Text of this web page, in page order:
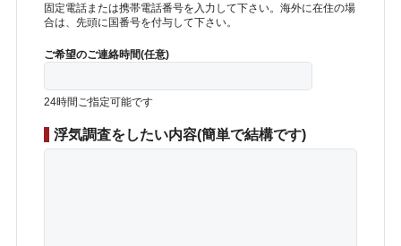
固定電話または携帯電話番号を入力して下さい。海外に在住の場
合は、先頭に国番号を付与して下さい。
ご希望のご連絡時間(任意)
24時間ご指定可能です
浮気調査をしたい内容(簡単で結構です)